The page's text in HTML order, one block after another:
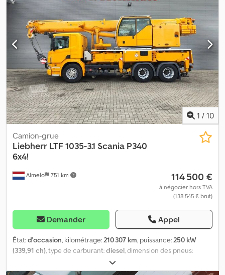
hauteur totale:40 000 mm, taille du pneu avant:385/95 R22.50,
poids en ordre de marche:60 000 kg, Équipement:climatisation,
grue,
1 / 10
Almelo 751 km
Camion-grue
Liebherr LTF 1035-3.1 Scania P340
6x4!
114 500 €
à négocier hors TVA
(138 545 € brut)
Demander Appel
État:d'occasion, kilométrage:210 307 km, puissance:250 kW
(339,91 ch), type de carburant:diesel, dimension des pneus:
, configuration d'essieux:
couleur:jaune, type d'engrenage:mécanique, nombre de